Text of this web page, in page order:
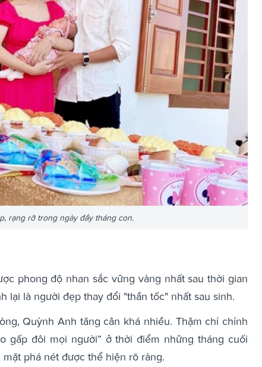
rạng rỡ trong ngày đầy tháng con.
phong độ nhan sắc vững vàng nhất sau thời gian
lại là người đẹp thay đổi "thần tốc" nhất sau sinh.
Quỳnh Anh tăng cân khá nhiều. Thậm chí chính
gấp đôi mọi người” ở thời điểm những tháng cuối
phá nét được thể hiện rõ ràng.